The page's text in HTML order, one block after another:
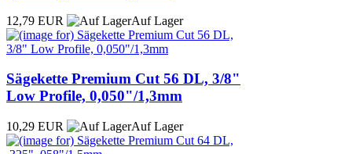
12,79 EUR Auf Lager
Sägekette Premium Cut 56 DL, 3/8"
Low Profile, 0,050"/1,3mm
10,29 EUR Auf Lager